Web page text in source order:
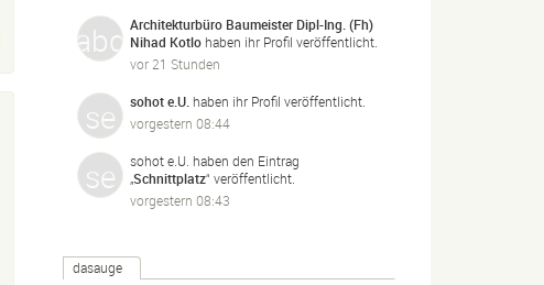
Architekturbüro Baumeister Dipl-Ing. (Fh)
Nihad Kotlo haben ihr Profil veröffentlicht.
vor 21 Stunden
sohot e.U. haben ihr Profil veröffentlicht.
vorgestern 08:44
sohot e.U. haben den Eintrag
„Schnittplatz“ veröffentlicht.
vorgestern 08:43
dasauge